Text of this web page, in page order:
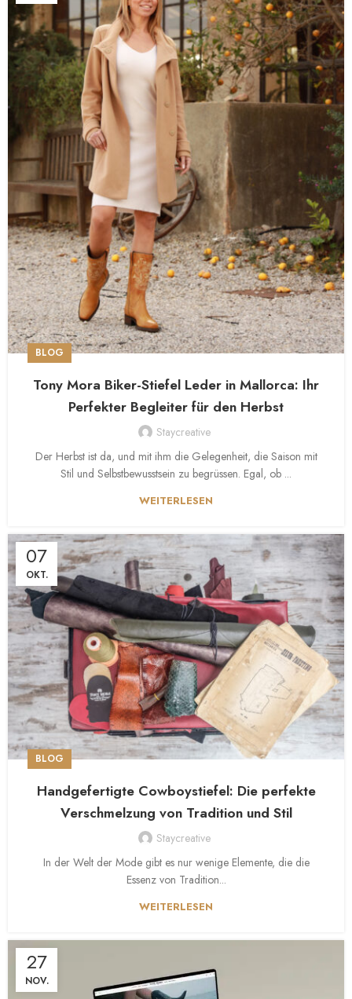
BLOG
Tony Mora Biker-Stiefel Leder in Mallorca: Ihr
Perfekter Begleiter für den Herbst
Staycreative
Der Herbst ist da, und mit ihm die Gelegenheit, die Saison mit
Stil und Selbstbewusstsein zu begrüssen. Egal, ob ...
WEITERLESEN
07
OKT.
BLOG
Handgefertigte Cowboystiefel: Die perfekte
Verschmelzung von Tradition und Stil
Staycreative
In der Welt der Mode gibt es nur wenige Elemente, die die
Essenz von Tradition...
WEITERLESEN
27
NOV.